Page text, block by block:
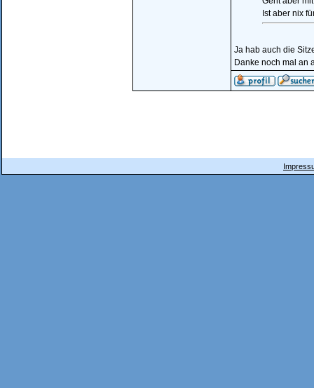
Ist aber nix
Ja hab auch die
Danke noch mal an